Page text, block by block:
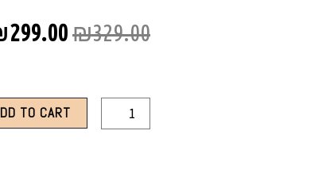
₪329.00
299.00
TO CART